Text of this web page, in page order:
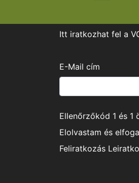
Itt iratkozhat fel a
E-Mail cím
Ellenőrzőkód 1 és 1
Elolvastam és
Feliratkozás